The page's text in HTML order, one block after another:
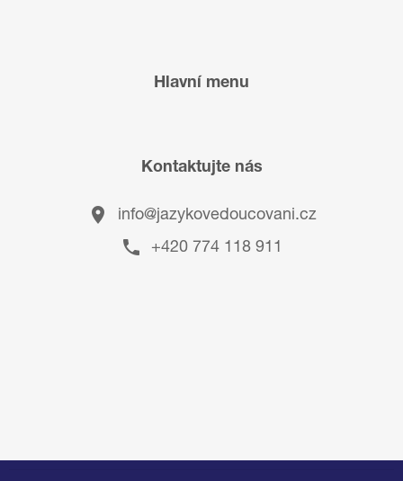
Hlavní menu
Kontaktujte nás
info@jazykovedoucovani.cz
+420 774 118 911